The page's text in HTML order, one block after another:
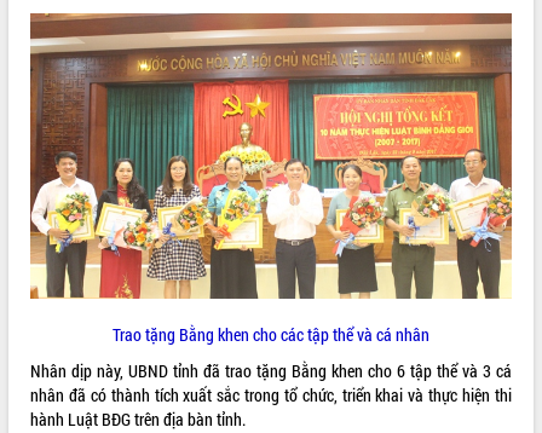
Gặp mặt các cơ quan báo chí nhân Kỷ
niệm 101 năm Ngày Báo chí Cách
mạng Việt Nam
Đắk Lắk sơ kết 4 năm triển khai thực
hiện Đề án 06 của Chính phủ
Họp báo thông tin về Hội nghị Công bố
Quy hoạch và Xúc tiến đầu tư tỉnh Đắk
Lắk
Khơi thông điểm nghẽn, đẩy nhanh
giải ngân vốn khắc phục thiên tai
HĐND tỉnh thông qua điều chỉnh Quy
Hội thảo góp ý hồ sơ điều chỉnh quy
hoạch tỉnh Đắk Lắk thời kỳ 2021-2030,
tầm nhìn đến năm 2050
Nâng cao hiệu quả hoạt động của các
Trao tặng Bằng khen cho các tập thể và cá nhân
Nhân dịp này, UBND tỉnh đã trao tặng Bằng khen cho 6 tập thể và 3 cá
nhân đã có thành tích xuất sắc trong tổ chức, triển khai và thực hiện thi
hành Luật BĐG trên địa bàn tỉnh.